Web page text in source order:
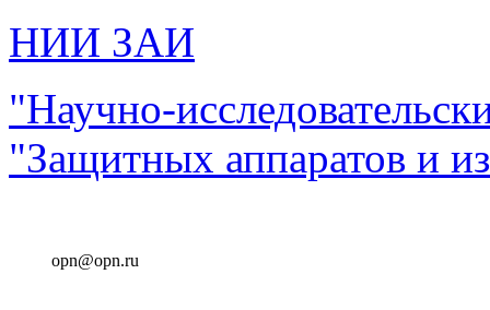
НИИ ЗАИ
"Научно-
"Защитных аппаратов и
opn@opn.ru